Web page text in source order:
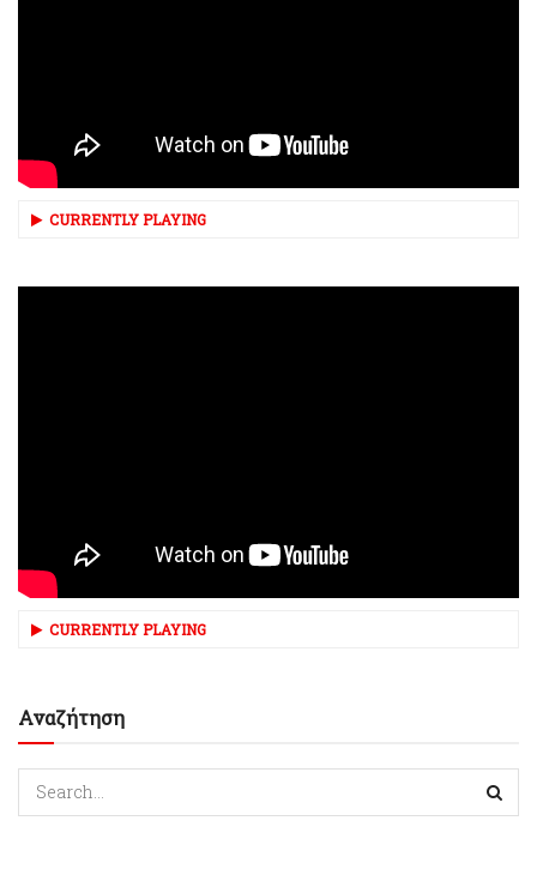
CURRENTLY PLAYING
CURRENTLY PLAYING
Αναζήτηση